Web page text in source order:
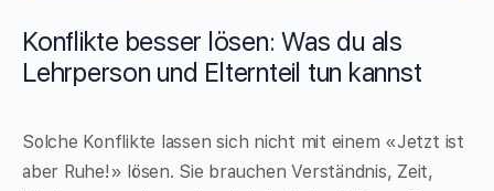
Konflikte besser lösen: Was du als
Lehrperson und Elternteil tun kannst
Solche Konflikte lassen sich nicht mit einem «Jetzt ist
aber Ruhe!» lösen. Sie brauchen Verständnis, Zeit,